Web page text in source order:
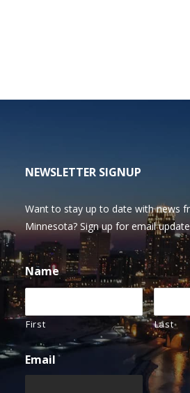
NEWSLETTER SIGNUP
Want to stay up to date with news
Minnesota? Sign up for email
Name
First Last
Email